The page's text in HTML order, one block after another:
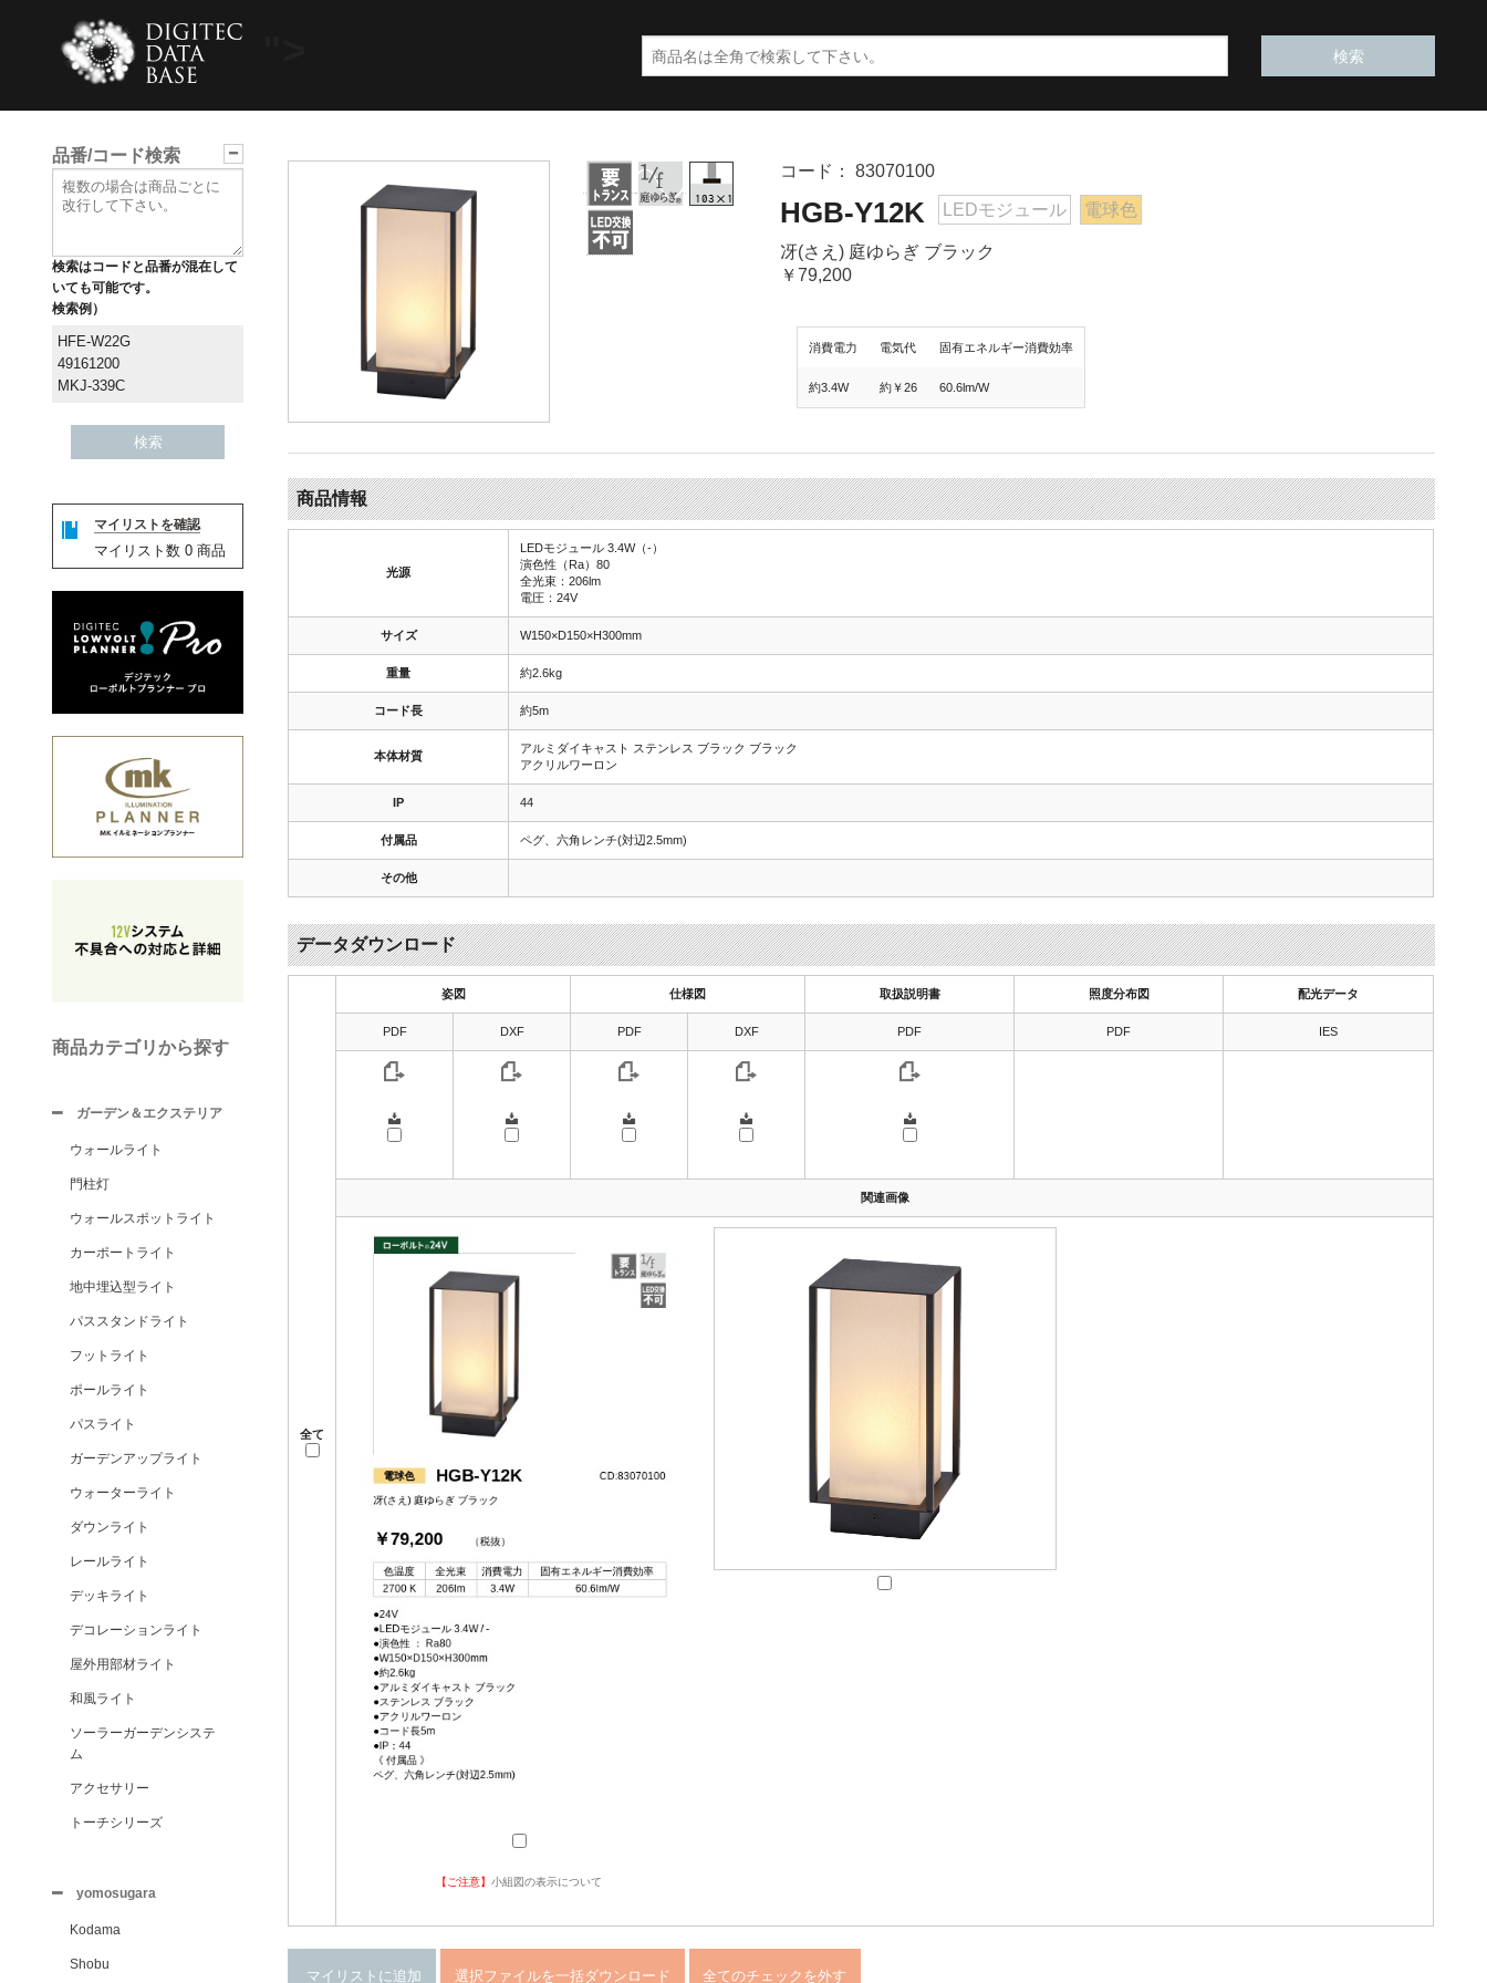
品番/コード検索
検索はコードと品番が混在して
いても可能です。
検索例）
HFE-W22G
49161200
MKJ-339C
マイリストを確認
マイリスト数 0 商品
商品カテゴリから探す
ガーデン＆エクステリア
ウォールライト
門柱灯
ウォールスポットライト
カーポートライト
地中埋込型ライト
パススタンドライト
フットライト
ポールライト
パスライト
ガーデンアップライト
ウォーターライト
ダウンライト
レールライト
デッキライト
デコレーションライト
屋外用部材ライト
和風ライト
ソーラーガーデンシステ
ム
アクセサリー
トーチシリーズ
yomosugara
Kodama
Shobu
コード： 83070100
HGB-Y12K LEDモジュール 電球色
冴(さえ) 庭ゆらぎ ブラック
￥79,200
消費電力 電気代 固有エネルギー消費効率
約3.4W 約￥26 60.6lm/W
商品情報
光源
LEDモジュール 3.4W（-）
演色性（Ra）80
全光束：206lm
電圧：24V
サイズ W150×D150×H300mm
重量 約2.6kg
コード長 約5m
本体材質
アルミダイキャスト ステンレス ブラック ブラック
アクリルワーロン
IP 44
付属品 ペグ、六角レンチ(対辺2.5mm)
その他
データダウンロード
全て
姿図 仕様図 取扱説明書 照度分布図 配光データ
PDF DXF PDF DXF PDF PDF IES
関連画像
【ご注意】小組図の表示について